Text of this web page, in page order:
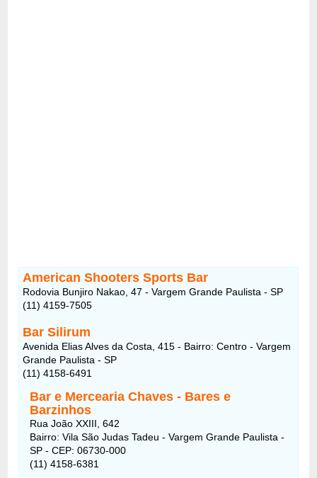
American Shooters Sports Bar
Rodovia Bunjiro Nakao, 47 - Vargem Grande Paulista - SP
(11) 4159-7505
Bar Silirum
Avenida Elias Alves da Costa, 415 - Bairro: Centro - Vargem
Grande Paulista - SP
(11) 4158-6491
Bar e Mercearia Chaves - Bares e
Barzinhos
Rua João XXIII, 642
Bairro: Vila São Judas Tadeu - Vargem Grande Paulista -
SP - CEP: 06730-000
(11) 4158-6381